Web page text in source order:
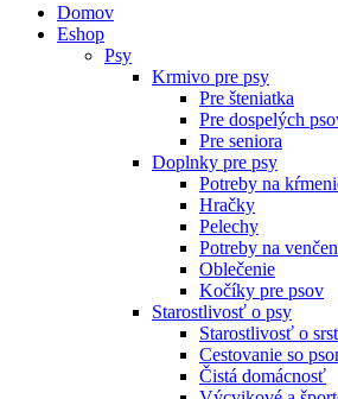
Domov
Eshop
Psy
Krmivo pre psy
Pre šteniatka
Pre dospelých
Pre seniora
Doplnky pre psy
Potreby na
Hračky
Pelechy
Potreby na
Oblečenie
Kočíky pre psov
Starostlivosť o psy
Starostlivosť o
Cestovanie so
Čistá domácnosť